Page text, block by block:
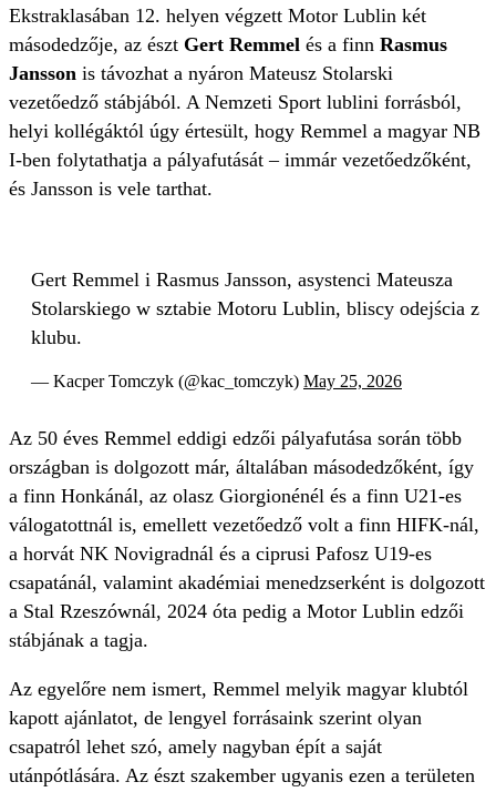
Ekstraklasában 12. helyen végzett Motor Lublin két
másodedzője, az észt Gert Remmel és a finn Rasmus
Jansson is távozhat a nyáron Mateusz Stolarski
vezetőedző stábjából. A Nemzeti Sport lublini forrásból,
helyi kollégáktól úgy értesült, hogy Remmel a magyar NB
I-ben folytathatja a pályafutását – immár vezetőedzőként,
és Jansson is vele tarthat.
Gert Remmel i Rasmus Jansson, asystenci Mateusza
Stolarskiego w sztabie Motoru Lublin, bliscy odejścia z
klubu.
— Kacper Tomczyk (@kac_tomczyk) May 25, 2026
Az 50 éves Remmel eddigi edzői pályafutása során több
országban is dolgozott már, általában másodedzőként, így
a finn Honkánál, az olasz Giorgionénél és a finn U21-es
válogatottnál is, emellett vezetőedző volt a finn HIFK-nál,
a horvát NK Novigradnál és a ciprusi Pafosz U19-es
csapatánál, valamint akadémiai menedzserként is dolgozott
a Stal Rzeszównál, 2024 óta pedig a Motor Lublin edzői
stábjának a tagja.
Az egyelőre nem ismert, Remmel melyik magyar klubtól
kapott ajánlatot, de lengyel forrásaink szerint olyan
csapatról lehet szó, amely nagyban épít a saját
utánpótlására. Az észt szakember ugyanis ezen a területen